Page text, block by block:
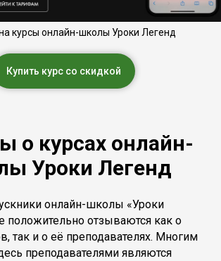
курсы онлайн-школы Уроки Легенд
Купить курс со скидкой
о курсах онлайн-
Уроки Легенд
онлайн-школы «Уроки
положительно отзываются как о
так и о её преподавателях. Многим
преподавателями являются